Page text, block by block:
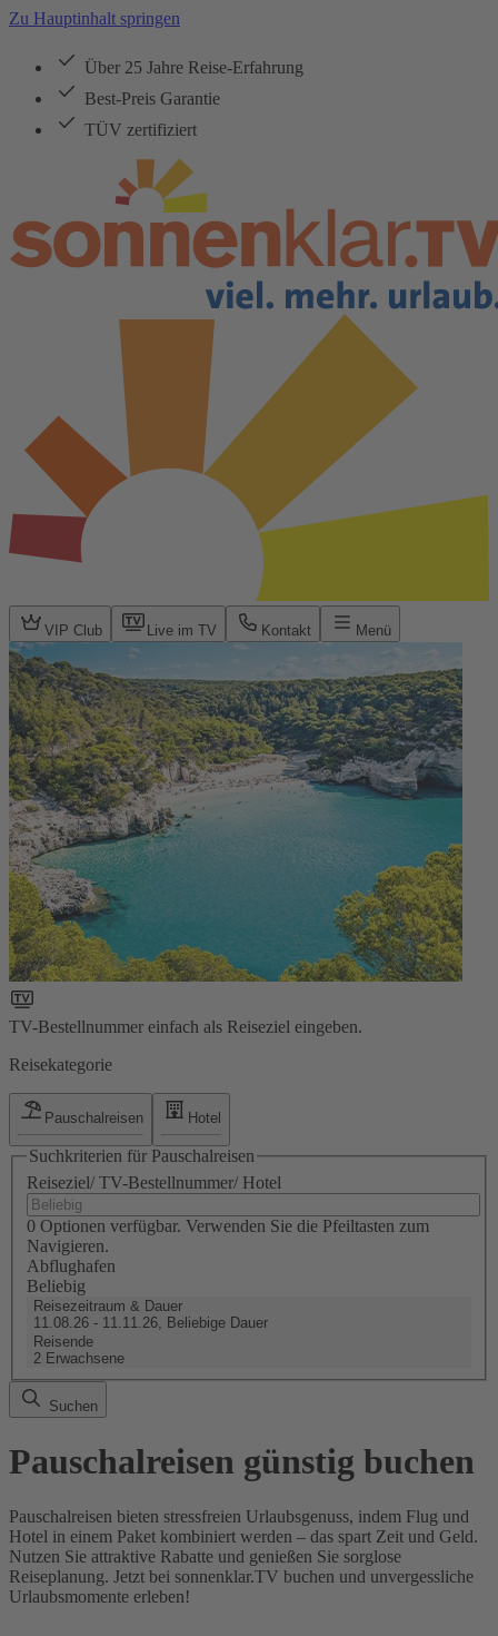
Zu Hauptinhalt springen
Über 25 Jahre Reise-Erfahrung
Best-Preis Garantie
TÜV zertifiziert
VIP Club Live im TV Kontakt Menü
TV-Bestellnummer einfach als Reiseziel eingeben.
Reisekategorie
Pauschalreisen Hotel
Suchkriterien für Pauschalreisen
Reiseziel/ TV-Bestellnummer/ Hotel
0 Optionen verfügbar. Verwenden Sie die Pfeiltasten zum
Navigieren.
Abflughafen
Beliebig
Reisezeitraum & Dauer
11.08.26 - 11.11.26, Beliebige Dauer
Reisende
2 Erwachsene
Suchen
Pauschalreisen günstig buchen
Pauschalreisen bieten stressfreien Urlaubsgenuss, indem Flug und
Hotel in einem Paket kombiniert werden – das spart Zeit und Geld.
Nutzen Sie attraktive Rabatte und genießen Sie sorglose
Reiseplanung. Jetzt bei sonnenklar.TV buchen und unvergessliche
Urlaubsmomente erleben!